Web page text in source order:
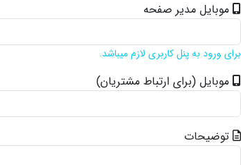
موبایل مدیر صفحه
برای ورود به پنل کاربری لازم میباشد.
موبایل (برای ارتباط مشتریان)
توضیحات